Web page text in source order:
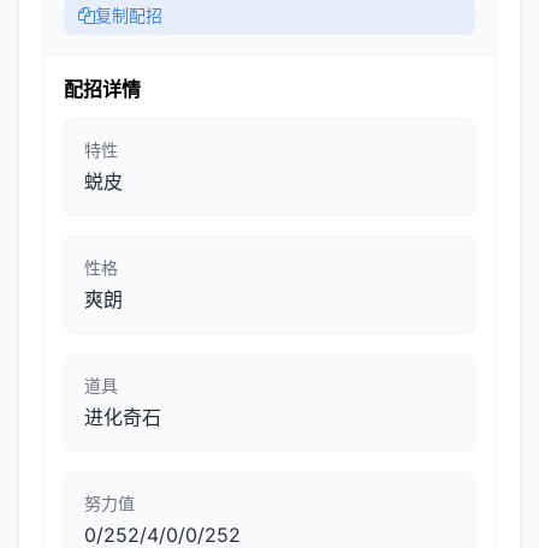
复制配招
配招详情
特性
蜕皮
性格
爽朗
道具
进化奇石
努力值
0/252/4/0/0/252